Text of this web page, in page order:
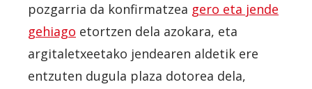
pozgarria da konfirmatzea gero eta jende
gehiago etortzen dela azokara, eta
argitaletxeetako jendearen aldetik ere
entzuten dugula plaza dotorea dela,